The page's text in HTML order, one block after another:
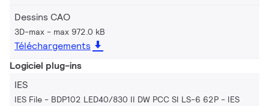
Dessins CAO
3D-max max 972.0 kB
Téléchargements
Logiciel plug-ins
IES
IES File - BDP102 LED40/830 II DW PCC SI LS-6 62P IES